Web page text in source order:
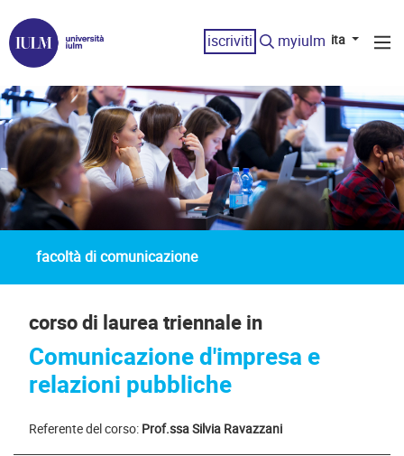
iscriviti myiulm ita
facoltà di comunicazione
corso di laurea triennale in
Comunicazione d'impresa e
relazioni pubbliche
Referente del corso: Prof.ssa Silvia Ravazzani